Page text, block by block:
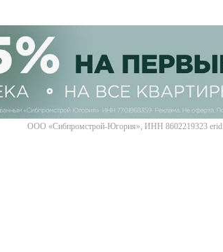
ООО «Сибпромстрой-Югория», ИНН 8602219323